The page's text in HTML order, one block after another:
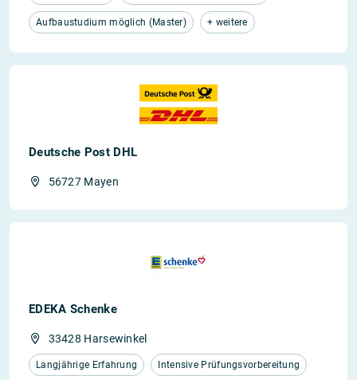
Aufbaustudium möglich (Master) + weitere
Deutsche Post DHL
56727 Mayen
EDEKA Schenke
33428 Harsewinkel
Langjährige Erfahrung Intensive Prüfungsvorbereitung